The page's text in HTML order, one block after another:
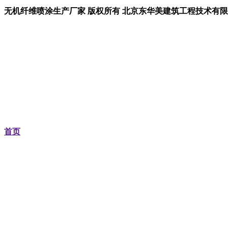
无机纤维喷涂生产厂家 版权所有 北京东华美建筑工程技术
首页